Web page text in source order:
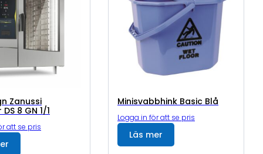
Zanussi
8 GN 1/1
att se pris
Minisvabbhink Basic Blå
Logga in för att se pris
Läs mer